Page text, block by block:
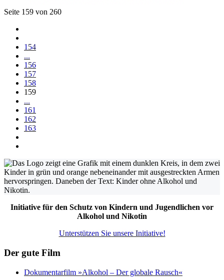
Seite 159 von 260
154
...
156
157
158
159
...
161
162
163
Initiative für den Schutz von Kindern und Jugendlichen vor
Alkohol und Nikotin
Unterstützen Sie unsere Initiative!
Der gute Film
Dokumentarfilm »Alkohol – Der globale Rausch«